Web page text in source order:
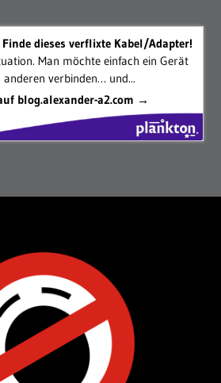
dieses verflixte Kabel/Adapter!
Man möchte einfach ein Gerät
verbinden… und...
blog.alexander-a2.com →